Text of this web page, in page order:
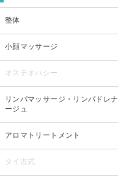
整体
小顔マッサージ
オステオパシー
リンパマッサージ・リンパドレナ
ージュ
アロマトリートメント
タイ古式